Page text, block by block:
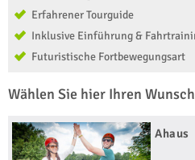
Erfahrener Tourguide
Inklusive Einführung &
Futuristische Fortbewegungsart
Wählen Sie hier Ihren
Ahaus